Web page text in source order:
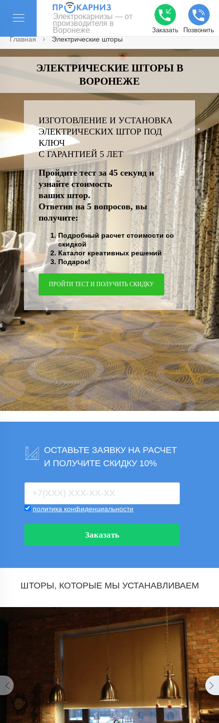
Электрокарнизы — от
производителя в
Воронеже
Заказать Позвонить
Главная Электрические шторы
ЭЛЕКТРИЧЕСКИЕ ШТОРЫ В
ВОРОНЕЖЕ
ИЗГОТОВЛЕНИЕ И УСТАНОВКА
ЭЛЕКТРИЧЕСКИХ ШТОР ПОД
КЛЮЧ
С ГАРАНТИЕЙ 5 ЛЕТ
Пройдите тест за 45 секунд и
узнайте стоимость
ваших штор.
Ответив на 5 вопросов, вы
получите:
Подробный расчет стоимости со
скидкой
Каталог креативных решений
Подарок!
ПРОЙТИ ТЕСТ И ПОЛУЧИТЬ СКИДКУ
ОСТАВЬТЕ ЗАЯВКУ НА РАСЧЕТ
И ПОЛУЧИТЕ СКИДКУ 10%
политика конфиденциальности
Заказать
ШТОРЫ, КОТОРЫЕ МЫ УСТАНАВЛИВАЕМ